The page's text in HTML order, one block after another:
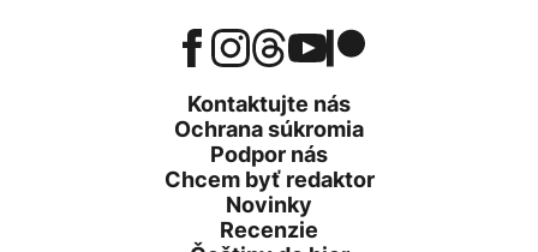
Kontaktujte nás
Ochrana súkromia
Podpor nás
Chcem byť redaktor
Novinky
Recenzie